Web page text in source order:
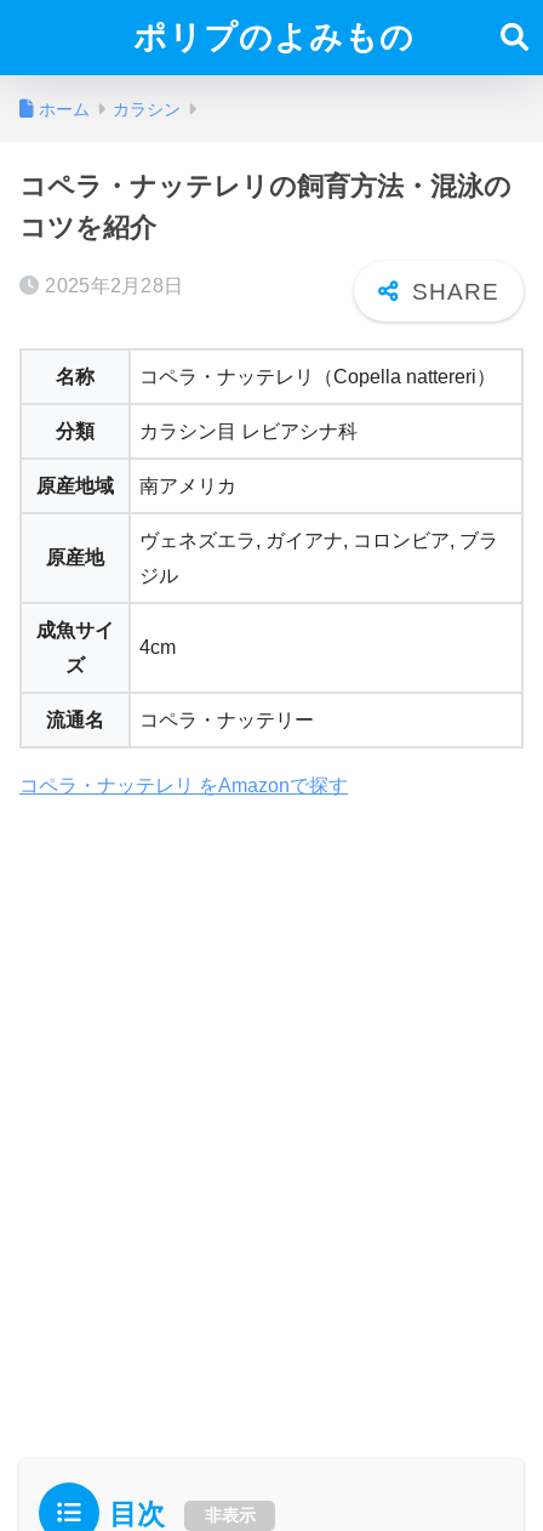
ポリプのよみもの
ホーム カラシン
コペラ・ナッテレリの飼育方法・混泳の
コツを紹介
2025年2月28日
名称 コペラ・ナッテレリ（Copella nattereri）
分類 カラシン目 レビアシナ科
原産地域 南アメリカ
原産地
ヴェネズエラ, ガイアナ, コロンビア, ブラ
ジル
成魚サイ
ズ
4cm
流通名 コペラ・ナッテリー
コペラ・ナッテレリ をAmazonで探す
目次 非表示